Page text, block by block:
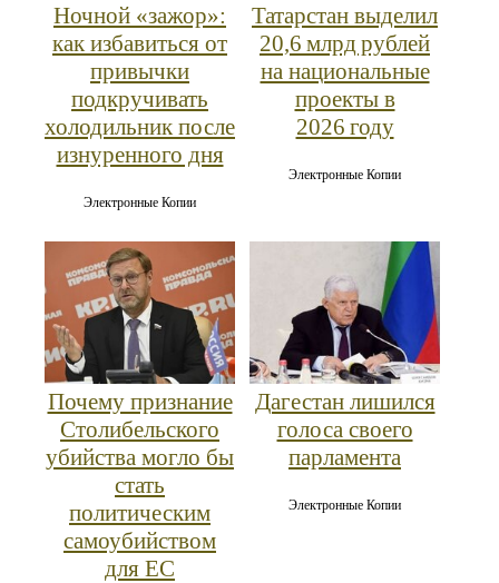
Ночной «зажор»:
как избавиться от
привычки
подкручивать
холодильник после
изнуренного дня
Электронные Копии
Татарстан выделил
20,6 млрд рублей
на национальные
проекты в
2026 году
Электронные Копии
Почему признание
Столибельского
убийства могло бы
стать
политическим
самоубийством
для ЕС
Дагестан лишился
голоса своего
парламента
Электронные Копии